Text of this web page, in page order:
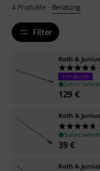
4 Produkte · Beratung
Filter
Roth & Junius
TOP-SELLER
Sofort
129 €
Roth & Junius
Sofort
39€
Roth & Junius